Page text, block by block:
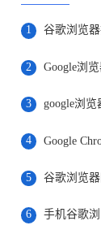
1
2 Google浏
3 google浏
4
5 谷歌浏览
6 手机谷歌